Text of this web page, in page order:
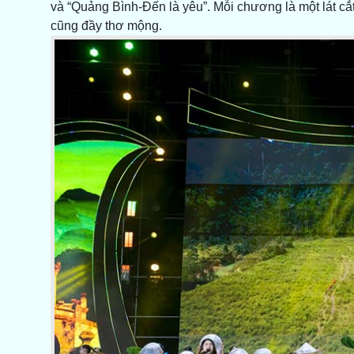
và “Quảng Bình-Đến là yêu”. Mỗi chương là một lát
cũng đầy thơ mộng.